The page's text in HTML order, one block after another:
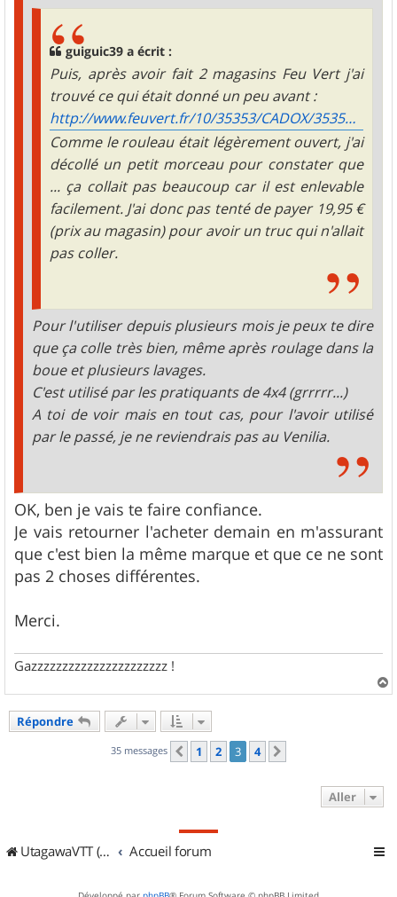
guiguic39 a écrit :
Puis, après avoir fait 2 magasins Feu Vert j'ai
trouvé ce qui était donné un peu avant :
http://www.feuvert.fr/10/35353/CADOX/35353.htm
Comme le rouleau était légèrement ouvert, j'ai
décollé un petit morceau pour constater que
... ça collait pas beaucoup car il est enlevable
facilement. J'ai donc pas tenté de payer 19,95 €
(prix au magasin) pour avoir un truc qui n'allait
pas coller.
Pour l'utiliser depuis plusieurs mois je peux te dire
que ça colle très bien, même après roulage dans la
boue et plusieurs lavages.
C'est utilisé par les pratiquants de 4x4 (grrrrr...)
A toi de voir mais en tout cas, pour l'avoir utilisé
par le passé, je ne reviendrais pas au Venilia.
OK, ben je vais te faire confiance.
Je vais retourner l'acheter demain en m'assurant
que c'est bien la même marque et que ce ne sont
pas 2 choses différentes.
Merci.
Gazzzzzzzzzzzzzzzzzzzzzz !
a
Répondre
35 messages Précédent
1 2 3 4
Aller
UtagawaVTT (Randos VTT et VTTAE avec traces GPS) Accueil forum